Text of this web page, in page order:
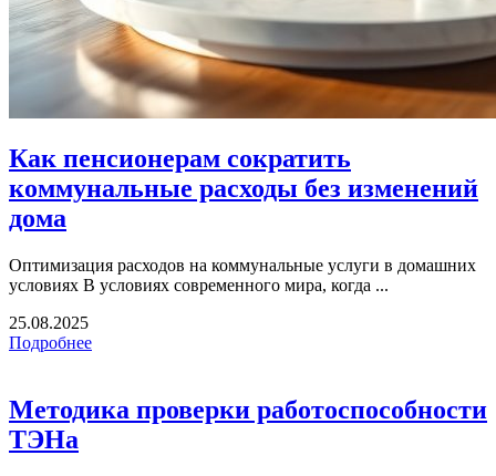
Как пенсионерам сократить
коммунальные расходы без изменений
дома
Оптимизация расходов на коммунальные услуги в домашних
условиях В условиях современного мира, когда ...
25.08.2025
Подробнее
Методика проверки работоспособности
ТЭНа